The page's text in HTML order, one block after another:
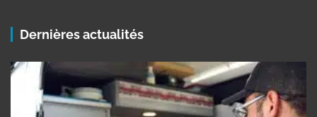
Dernières actualités